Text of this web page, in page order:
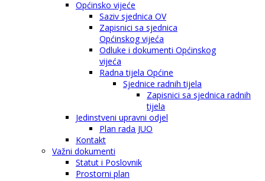
Općinsko vijeće
Saziv sjednica OV
Zapisnici sa sjednica
Općinskog vijeća
Odluke i dokumenti Općinskog
vijeća
Radna tijela Općine
Sjednice radnih tijela
Zapisnici sa sjednica radnih
tijela
Jedinstveni upravni odjel
Plan rada JUO
Kontakt
Važni dokumenti
Statut i Poslovnik
Prostorni plan